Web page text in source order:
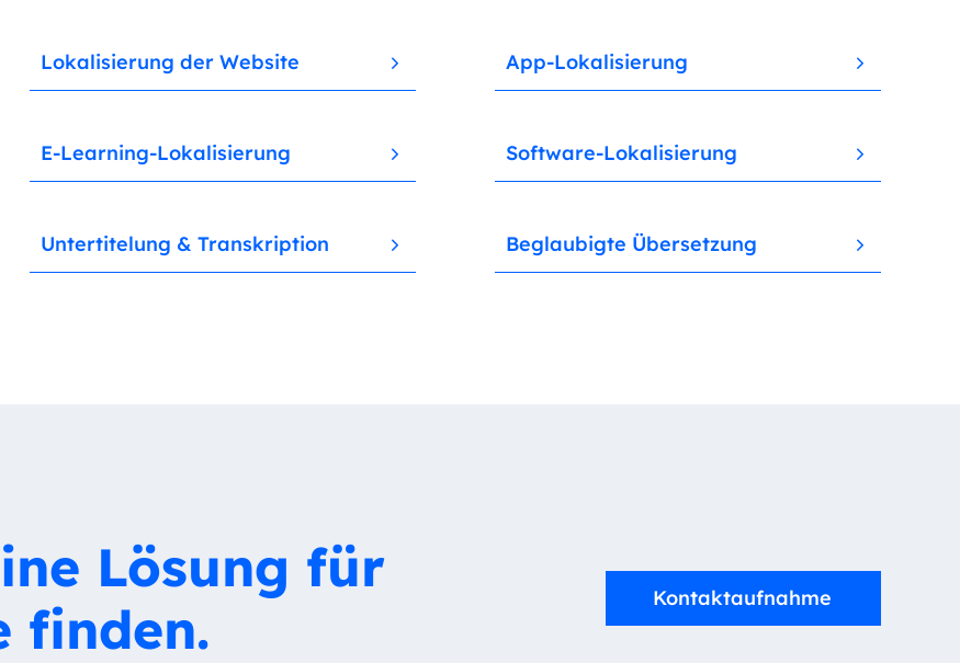
Lokalisierung der Website App-Lokalisierung
E-Learning-Lokalisierung Software-Lokalisierung
Untertitelung & Transkription Beglaubigte Übersetzung
Lösung für
finden.
Kontaktaufnahme